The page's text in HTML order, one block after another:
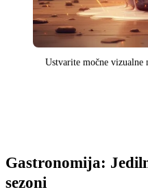
Ustvarite močne vizualne
Gastronomija:
sezoni